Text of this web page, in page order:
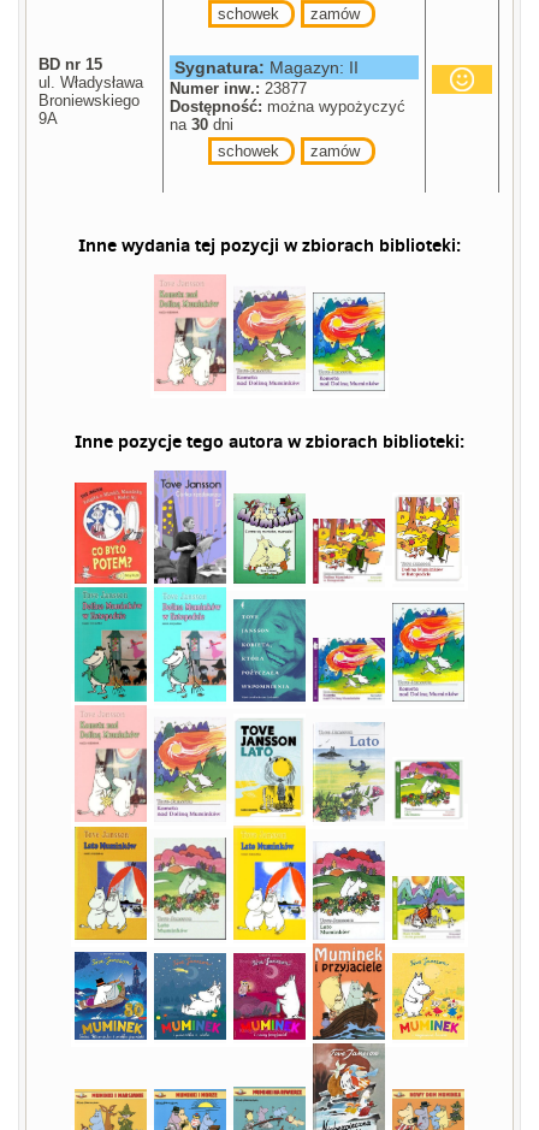
schowek
zamów
BD nr 15
ul. Władysława
Broniewskiego
9A
Sygnatura: Magazyn: II
Numer inw.: 23877
Dostępność: można wypożyczyć
na30 dni
schowek
zamów
Inne wydania tej pozycji w zbiorach biblioteki:
Inne pozycje tego autora w zbiorach biblioteki: